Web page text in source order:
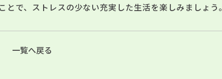
で、ストレスの少ない充実した生活を楽しみましょう。
一覧へ戻る